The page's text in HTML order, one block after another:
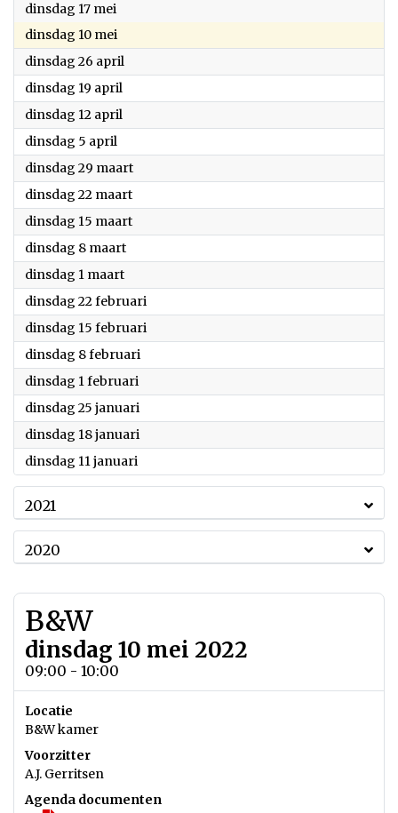
dinsdag 17 mei
dinsdag 10 mei
dinsdag 26 april
dinsdag 19 april
dinsdag 12 april
dinsdag 5 april
dinsdag 29 maart2022
dinsdag 22 maart2022
dinsdag 15 maart2022
dinsdag 8 maart2022
dinsdag 1 maart2022
dinsdag 22 februari
dinsdag 15 februari
dinsdag 8 februari
dinsdag 1 februari
dinsdag 25 januari
dinsdag 18 januari
dinsdag 11 januari
2021
2020
B&W
dinsdag 10 mei 2022
09:00 - 10:00
Locatie
B&W kamer
Voorzitter
A.J. Gerritsen
Agenda documenten